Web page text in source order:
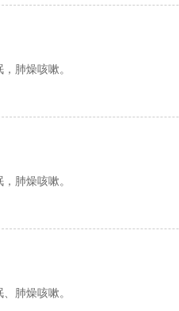
肺燥咳嗽。
肺燥咳嗽。
肺燥咳嗽。